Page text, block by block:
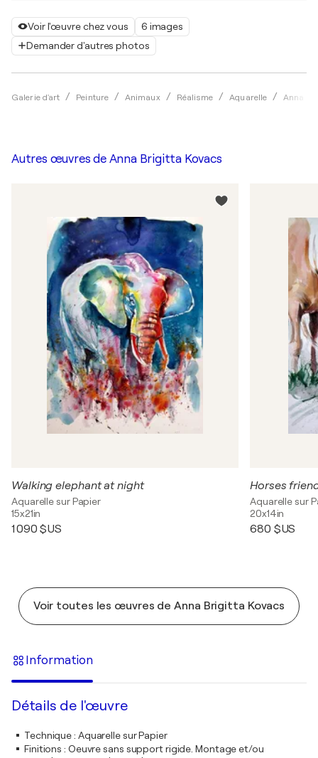
Voir l'œuvre chez vous
6 images
Demander d'autres photos
Galerie d'art Peinture Animaux Réalisme Aquarelle Anna
Autres œuvres de Anna Brigitta Kovacs
Walking elephant at night
Aquarelle sur Papier
15x21in
1 090 $US
Horses
Aquarelle sur
20x14in
680 $US
Voir toutes les œuvres de Anna Brigitta Kovacs
Information
Détails de l'œuvre
Technique: Aquarelle sur Papier
Finitions : Oeuvre sans support rigide. Montage et/ou